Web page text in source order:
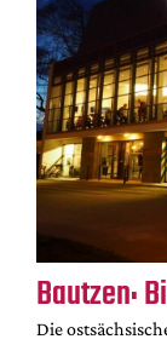
Bautzen:
Die